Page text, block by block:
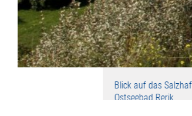
Blick auf das
Ostseebad Rerik